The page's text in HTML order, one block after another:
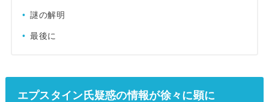
謎の解明
最後に
エプスタイン氏疑惑の情報が徐々に顕に